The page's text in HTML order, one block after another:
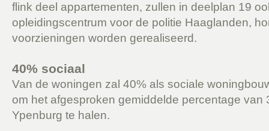
flink deel appartementen, zullen in deelplan 19
opleidingscentrum voor de politie Haaglanden,
voorzieningen worden gerealiseerd.
40% sociaal
Van de woningen zal 40% als sociale
om het afgesproken gemiddelde percentage van
Ypenburg te halen.